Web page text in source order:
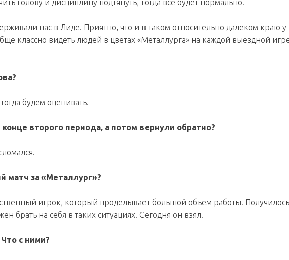
голову и дисциплину подтянуть, тогда все будет нормально.
нас в Лиде. Приятно, что и в таком относительно далеком краю у
классно видеть людей в цветах «Металлурга» на каждой выездной
будем оценивать.
второго периода, а потом вернули обратно?
матч за «Металлург»?
игрок, который проделывает большой объем работы. Получилось
брать на себя в таких ситуациях. Сегодня он взял.
с ними?